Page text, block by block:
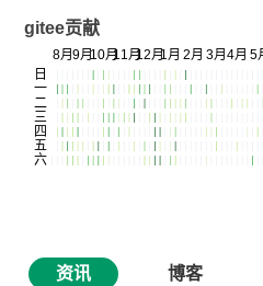
gitee贡献
资讯 博客